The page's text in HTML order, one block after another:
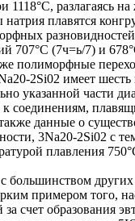
разлагаясь
плавятся
707°С (7ч=ь/7) и
полиморфные
2Si02 имеет
указанной части
к соединениям,
данные о
3Na20-2Si02 с
плавления
других
примером того,
счет образования